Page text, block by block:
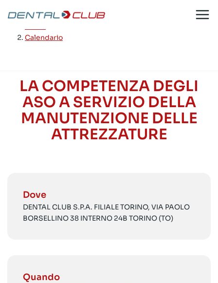
contenuto
Calendario
LA COMPETENZA DEGLI
ASO A SERVIZIO DELLA
MANUTENZIONE DELLE
ATTREZZATURE
Dove
DENTAL CLUB S.P.A. FILIALE TORINO, VIA PAOLO
BORSELLINO 38 INTERNO 24B TORINO (TO)
Quando